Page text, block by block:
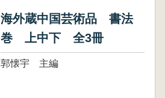
海外蔵中国芸術品 書法
巻 上中下 全3冊
郭懐宇 主編